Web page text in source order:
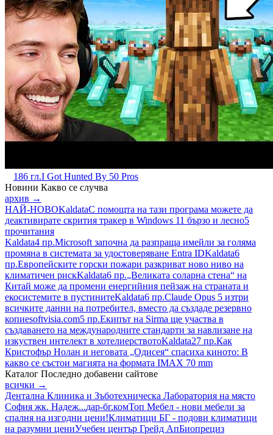
186 гл.I Got Hunted By 50 Pros
Новини Какво се случва
архив →
НАЙ-НОВОKaldataС помощта на тази програма можете да
деактивирате скрития тракер в Windows 11 бързо и лесно5
прочитания
Kaldata4 пр.Microsoft започна да разпраща имейли за голяма
промяна в системата за удостоверяване Entra IDKaldata6
пр.Европейските горски пожари разкриват ново ниво на
климатичен рискKaldata6 пр.„Великата соларна стена“ на
Китай може да промени енергийния пейзаж на страната и
екосистемите в пустинитеKaldata6 пр.Claude Opus 5 изтри
всичките данни на потребител, вместо да създаде резервно
копиеsoftvisia.com5 пр.Екипът на Sirma ще участва в
създаването на международните стандарти за навлизане на
изкуствен интелект в хотелиерствотоKaldata27 пр.Как
Кристофър Нолан и неговата „Одисея“ спасиха киното: В
какво се състои магията на формата IMAX 70 mm
Каталог Последно добавени сайтове
всички →
Дентална Клиника и Зъботехническа Лаборатория на място
София жк. Надеж...дар-бг.комТоп Мебел - нови мебели за
спалня на изгодни цени!Климатици БГ - подови климатици
на разумни цениУчебен център Грейд АпБиопрециз